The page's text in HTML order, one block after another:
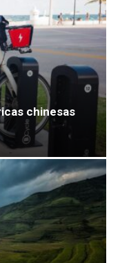
chinesas